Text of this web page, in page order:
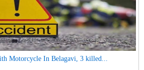
Motorcycle In Belagavi, 3 killed...